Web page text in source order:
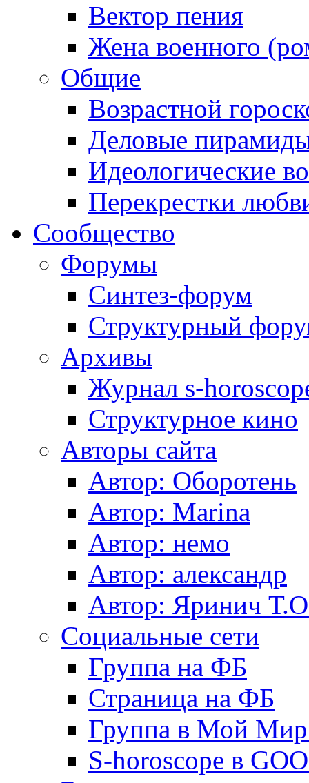
Вектор пения
Жена военного
Общие
Возрастной
Деловые
Идеологические
Перекрестки
Сообщество
Форумы
Синтез-форум
Структурный
Архивы
Журнал s-
Структурное кино
Авторы сайта
Автор: Оборотень
Автор: Marina
Автор: немo
Автор: александр
Автор: Яринич
Социальные сети
Группа на ФБ
Страница на ФБ
Группа в Мой
S-horoscope в